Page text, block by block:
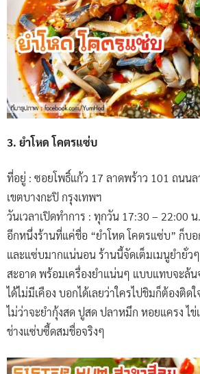
3. ยำโหด โคตรแซ่บ
ที่อยู่ : ซอยโพธิ์แก้ว 17 ลาดพร้าว 101 ถนน
เขตบางกะปิ กรุงเทพฯ
วันเวลาเปิดทำการ : ทุกวัน 17:30 – 22:00 น.
อีกหนึ่งร้านที่แค่ชื่อ “ยำโหด โคตรแซ่บ” ก็บอ
และแซ่บมากแน่นอน ร้านนี้จัดเต็มเมนูยำยั่
สะอาด พร้อมเครื่องยำแน่นๆ แบบแทบจะล้น
ได้ไม่มีเคือง บอกได้เลยว่าใครไปชิมก็ต้องติด
ไม่ว่าจะยำกุ้งสด ปูสด ปลาหมึก หอยแครง ไ
ช่างแซ่บซี้ดสมชื่อจริงๆ